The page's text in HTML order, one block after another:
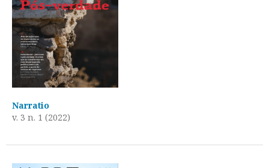
Narratio
v. 3 n. 1 (2022)